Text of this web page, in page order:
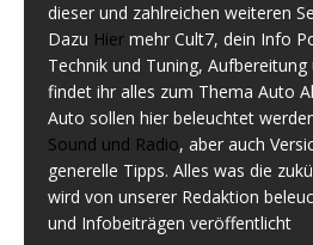
dieser und zahlreichen weiteren
Dazu Hier mehr Cult7, dein Info
Technik und Tuning,
findet ihr alles zum Thema Auto
Auto sollen hier beleuchtet
Sound und Radio, aber auch
generelle Tipps. Alles was die
wird von unserer Redaktion
und Infobeiträgen veröffentlicht